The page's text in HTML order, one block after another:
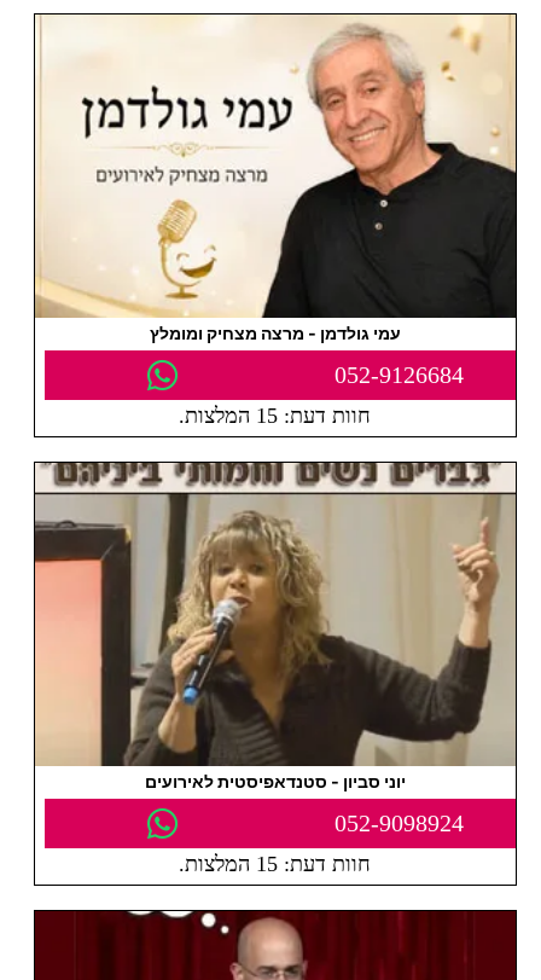
עמי גולדמן - מרצה מצחיק ומומלץ
052-9126684
חוות דעת: 15 המלצות.
יוני סביון - סטנדאפיסטית לאירועים
052-9098924
חוות דעת: 15 המלצות.